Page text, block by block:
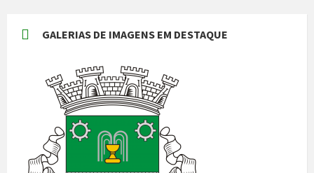
GALERIAS DE IMAGENS EM DESTAQUE